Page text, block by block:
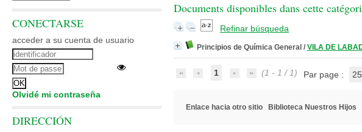
Documents disponibles dans cette
Refinar búsqueda
Principios de Química General / VILA DE
1 (1 - 1 / 1) Par page : 25
Enlace hacia otro sitio Biblioteca Nuestros Hijos
CONECTARSE
acceder a su cuenta de usuario
Olvidé mi contraseña
DIRECCIÓN